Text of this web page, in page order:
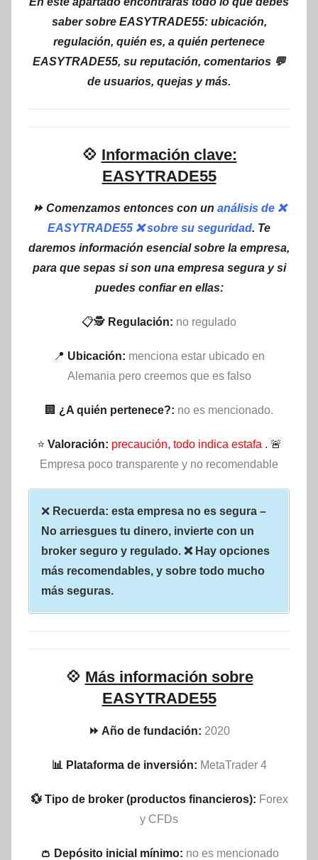
saber sobre EASYTRADE55: ubicación,
regulación, quién es, a quién pertenece
EASYTRADE55, su reputación, comentarios 💬
de usuarios, quejas y más.
💠 Información clave:
EASYTRADE55
⏩ Comenzamos entonces con un análisis de ❌
EASYTRADE55 ❌ sobre su seguridad. Te
daremos información esencial sobre la empresa,
para que sepas si son una empresa segura y si
puedes confiar en ellas:
📋🕵 Regulación: no regulado
📍 Ubicación: menciona estar ubicado en
Alemania pero creemos que es falso
🏢 ¿A quién pertenece?: no es mencionado.
⭐ Valoración: precaución, todo indica estafa . 🚨
Empresa poco transparente y no recomendable
❌ Recuerda: esta empresa no es segura –
No arriesgues tu dinero, invierte con un
broker seguro y regulado. ❌ Hay opciones
más recomendables, y sobre todo mucho
más seguras.
💠 Más información sobre
EASYTRADE55
⏩ Año de fundación: 2020
📊 Plataforma de inversión: MetaTrader 4
💱 Tipo de broker (productos financieros): Forex
y CFDs
👛 Depósito inicial mínimo: no es mencionado